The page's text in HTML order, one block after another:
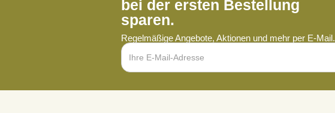
bei der ersten Bestellung
sparen.
Regelmäßige Angebote, Aktionen und mehr per E-Mail.